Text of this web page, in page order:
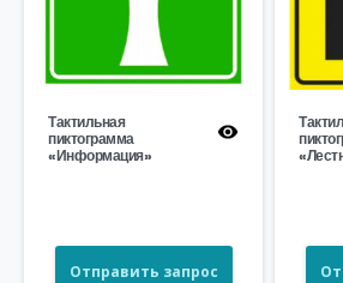
Тактильная
пиктограмма
«Информация»
Отправить запрос